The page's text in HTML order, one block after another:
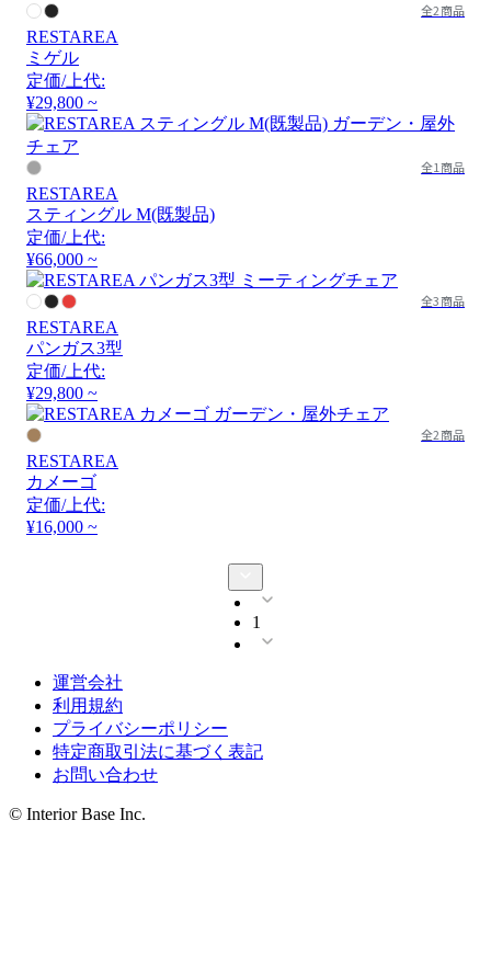
全2商品
RESTAREA
ミゲル
定価/上代:
¥29,800 ~
全1商品
RESTAREA
スティングル M(既製品)
定価/上代:
¥66,000 ~
全3商品
RESTAREA
パンガス3型
定価/上代:
¥29,800 ~
全2商品
RESTAREA
カメーゴ
定価/上代:
¥16,000 ~
1
運営会社
利用規約
プライバシーポリシー
特定商取引法に基づく表記
お問い合わせ
© Interior Base Inc.